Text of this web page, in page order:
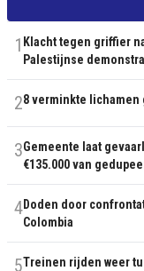
1 Klacht tegen griffier
Palestijnse
28 verminkte
3Gemeente laat
€135.000 van
4Doden door
Colombia
5Treinen rijden weer